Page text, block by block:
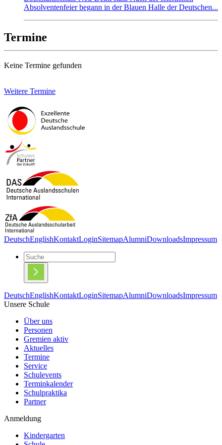
Absolventenfeier begann in der Blauen Halle der Deutschen...
Termine
Keine Termine gefunden
Weitere Termine
DeutschEnglishKontaktLoginSitemapAlumniDownloadsImpressum
DeutschEnglishKontaktLoginSitemapAlumniDownloadsImpressum
Unsere Schule
Über uns
Personen
Gremien aktiv
Aktuelles
Termine
Service
Schulevents
Terminkalender
Schulpraktika
Partner
Anmeldung
Kindergarten